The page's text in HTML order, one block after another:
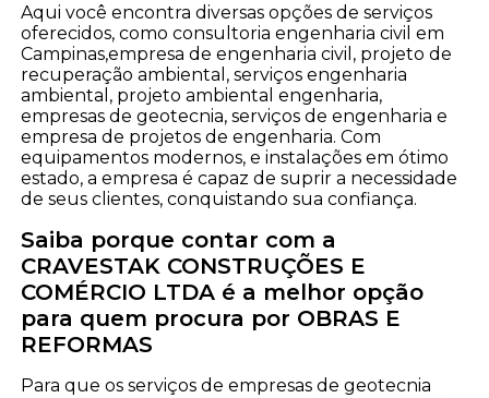
Aqui você encontra diversas opções de serviços
oferecidos, como consultoria engenharia civil em
Campinas,empresa de engenharia civil, projeto de
recuperação ambiental, serviços engenharia
ambiental, projeto ambiental engenharia,
empresas de geotecnia, serviços de engenharia e
empresa de projetos de engenharia. Com
equipamentos modernos, e instalações em ótimo
estado, a empresa é capaz de suprir a necessidade
de seus clientes, conquistando sua confiança.
Saiba porque contar com a
CRAVESTAK CONSTRUÇÕES E
COMÉRCIO LTDA é a melhor opção
para quem procura por OBRAS E
REFORMAS
Para que os serviços de empresas de geotecnia